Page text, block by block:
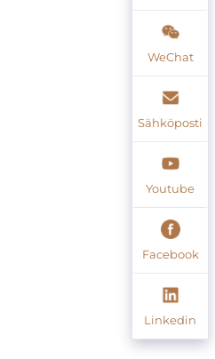
WeChat
Sähköposti
Youtube
Facebook
Linkedin